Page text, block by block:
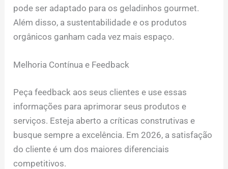
pode ser adaptado para os geladinhos gourmet.
Além disso, a sustentabilidade e os produtos
orgânicos ganham cada vez mais espaço.
Melhoria Contínua e Feedback
Peça feedback aos seus clientes e use essas
informações para aprimorar seus produtos e
serviços. Esteja aberto a críticas construtivas e
busque sempre a excelência. Em 2026, a satisfação
do cliente é um dos maiores diferenciais
competitivos.